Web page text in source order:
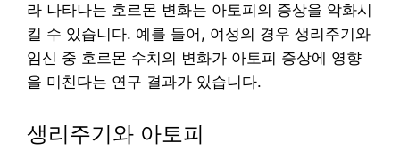
라 나타나는 호르몬 변화는 아토피의 증상을 악화시
킬 수 있습니다. 예를 들어, 여성의 경우 생리주기와
임신 중 호르몬 수치의 변화가 아토피 증상에 영향
을 미친다는 연구 결과가 있습니다.
생리주기와 아토피